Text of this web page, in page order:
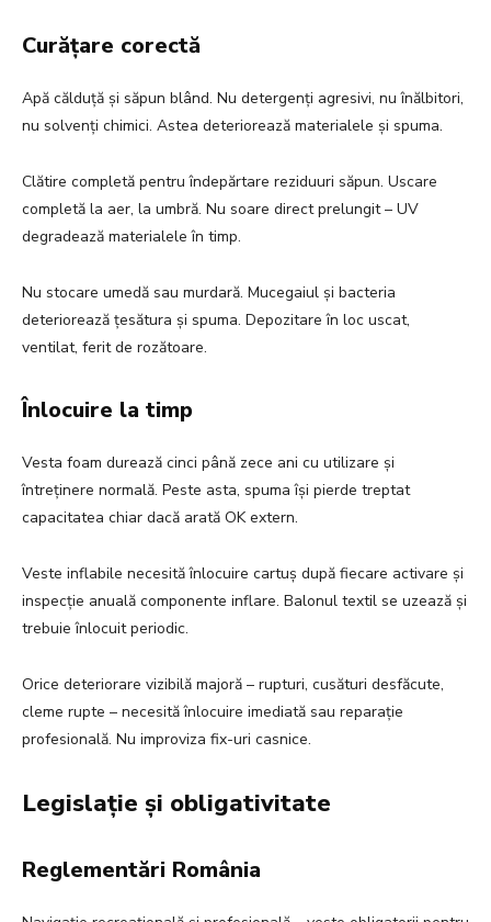
Curățare corectă
Apă călduță și săpun blând. Nu detergenți agresivi, nu înălbitori,
nu solvenți chimici. Astea deteriorează materialele și spuma.
Clătire completă pentru îndepărtare reziduuri săpun. Uscare
completă la aer, la umbră. Nu soare direct prelungit – UV
degradează materialele în timp.
Nu stocare umedă sau murdară. Mucegaiul și bacteria
deteriorează țesătura și spuma. Depozitare în loc uscat,
ventilat, ferit de rozătoare.
Înlocuire la timp
Vesta foam durează cinci până zece ani cu utilizare și
întreținere normală. Peste asta, spuma își pierde treptat
capacitatea chiar dacă arată OK extern.
Veste inflabile necesită înlocuire cartuș după fiecare activare și
inspecție anuală componente inflare. Balonul textil se uzează și
trebuie înlocuit periodic.
Orice deteriorare vizibilă majoră – rupturi, cusături desfăcute,
cleme rupte – necesită înlocuire imediată sau reparație
profesională. Nu improviza fix-uri casnice.
Legislație și obligativitate
Reglementări România